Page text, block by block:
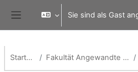
Website-Übersicht
Sie sind als Gast
Startseite Fakultät Angewandte Informatik